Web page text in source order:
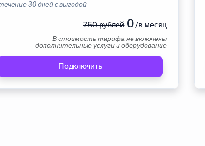
30 дней с выгодой
750 рублей0/в месяц
В стоимость тарифа не включены
дополнительные услуги и оборудование
Подключить